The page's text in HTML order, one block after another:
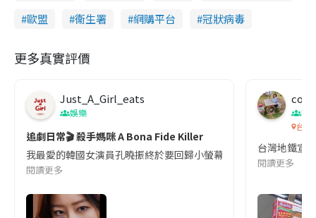
歐盟
衞生署 網購平台 冠狀病毒
更多真實評價
Just_A_Girl_eats
娛樂
追劇日常🎬 殺手媽咪 A Bona Fide Killer
我最愛的韓國女演員孔曉振終於要回歸小螢幕啦!這次的劇本改編
閱讀更多
co
吹
台灣
台灣地鐵宣
閱讀更多